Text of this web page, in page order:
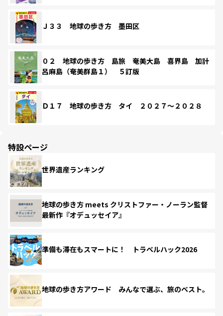
Ｊ３３ 地球の歩き方 墨田区
０２ 地球の歩き方 島旅 奄美大島 喜界島 加計
呂麻島（奄美群島１） ５訂版
Ｄ１７ 地球の歩き方 タイ ２０２７～２０２８
特設ページ
世界遺産ランキング
地球の歩き方 meets クリストファー・ノーラン監督
最新作『オデュッセイア』
準備も滞在もスマートに！ トラベルハック2026
地球の歩き方アワード みんなで選ぶ、旅のベスト。